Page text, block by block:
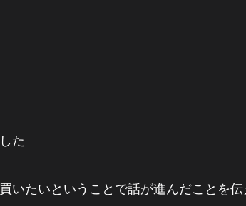
た
たいということで話が進んだことを伝